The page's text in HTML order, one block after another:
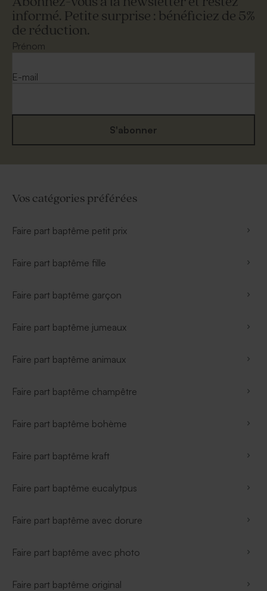
informé. Petite surprise : bénéficiez de 5%
de réduction.
Prénom
E-mail
S'abonner
Vos catégories préférées
Faire part baptême petit prix
Faire part baptême fille
Faire part baptême garçon
Faire part baptême jumeaux
Faire part baptême animaux
Faire part baptême champêtre
Faire part baptême bohème
Faire part baptême kraft
Faire part baptême eucalytpus
Faire part baptême avec dorure
Faire part baptême avec photo
Faire part baptême original